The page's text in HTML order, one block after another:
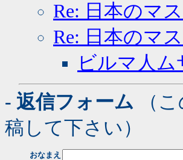
Re: 日本のマ
Re: 日本のマ
ビルマ人ム
- 返信フォーム （
稿して下さい）
おなまえ